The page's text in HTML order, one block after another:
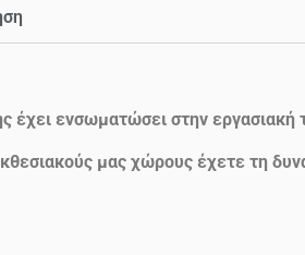
έχει ενσωματώσει στην
μας χώρους έχετε τη